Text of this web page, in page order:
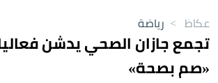
عكاظ > رياضة
تجمع جازان الصحي يدشن
«صم بصحة»